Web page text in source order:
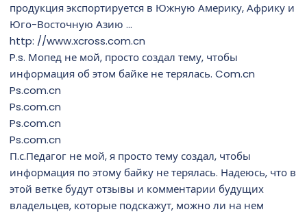
продукция экспортируется в Южную Америку, Африку и
Юго-Восточную Азию ...
http: //www.xcross.com.cn
P.s. Мопед не мой, просто создал тему, чтобы
информация об этом байке не терялась. Com.cn
Ps.com.cn
Ps.com.cn
Ps.com.cn
Ps.com.cn
П.с.Педагог не мой, я просто тему создал, чтобы
информация по этому байку не терялась. Надеюсь, что в
этой ветке будут отзывы и комментарии будущих
владельцев, которые подскажут, можно ли на нем